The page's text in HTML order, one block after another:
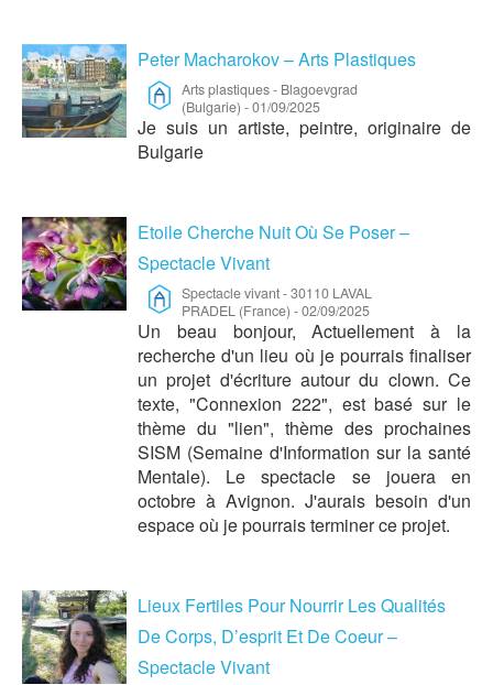
Peter Macharokov – Arts Plastiques
Arts plastiques- Blagoevgrad
(Bulgarie) -01/09/2025
Je suis un artiste, peintre, originaire de
Bulgarie
Etoile Cherche Nuit Où Se Poser –
Spectacle Vivant
Spectacle vivant-30110 LAVAL
PRADEL (France) -02/09/2025
Un beau bonjour, Actuellement à la
recherche d'un lieu où je pourrais finaliser
un projet d'écriture autour du clown. Ce
texte, "Connexion 222", est basé sur le
thème du "lien", thème des prochaines
SISM (Semaine d'Information sur la santé
Mentale). Le spectacle se jouera en
octobre à Avignon. J'aurais besoin d'un
espace où je pourrais terminer ce projet.
Lieux Fertiles Pour Nourrir Les Qualités
De Corps, D’esprit Et De Coeur –
Spectacle Vivant